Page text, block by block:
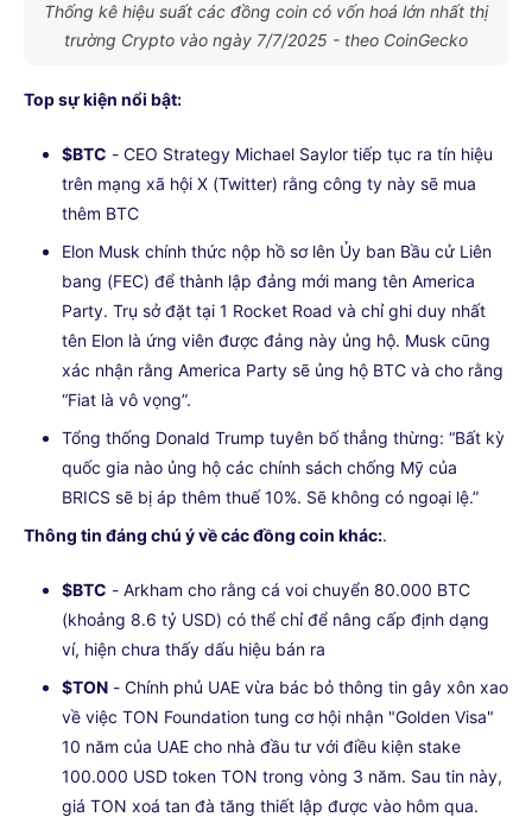
Thống kê hiệu suất các đồng coin có vốn hoá lớn nhất thị
trường Crypto vào ngày 7/7/2025 - theo CoinGecko
Top sự kiện nổi bật:
$BTC - CEO Strategy Michael Saylor tiếp tục ra tín hiệu
trên mạng xã hội X (Twitter) rằng công ty này sẽ mua
thêm BTC
Elon Musk chính thức nộp hồ sơ lên Ủy ban Bầu cử Liên
bang (FEC) để thành lập đảng mới mang tên America
Party. Trụ sở đặt tại 1 Rocket Road và chỉ ghi duy nhất
tên Elon là ứng viên được đảng này ủng hộ. Musk cũng
xác nhận rằng America Party sẽ ủng hộ BTC và cho rằng
“Fiat là vô vọng”.
Tổng thống Donald Trump tuyên bố thẳng thừng: “Bất kỳ
quốc gia nào ủng hộ các chính sách chống Mỹ của
BRICS sẽ bị áp thêm thuế 10%. Sẽ không có ngoại lệ.”
Thông tin đáng chú ý về các đồng coin khác:.
$BTC - Arkham cho rằng cá voi chuyển 80.000 BTC
(khoảng 8.6 tỷ USD) có thể chỉ để nâng cấp định dạng
ví, hiện chưa thấy dấu hiệu bán ra
$TON - Chính phủ UAE vừa bác bỏ thông tin gây xôn xao
về việc TON Foundation tung cơ hội nhận "Golden Visa"
10 năm của UAE cho nhà đầu tư với điều kiện stake
100.000 USD token TON trong vòng 3 năm. Sau tin này,
giá TON xoá tan đà tăng thiết lập được vào hôm qua.